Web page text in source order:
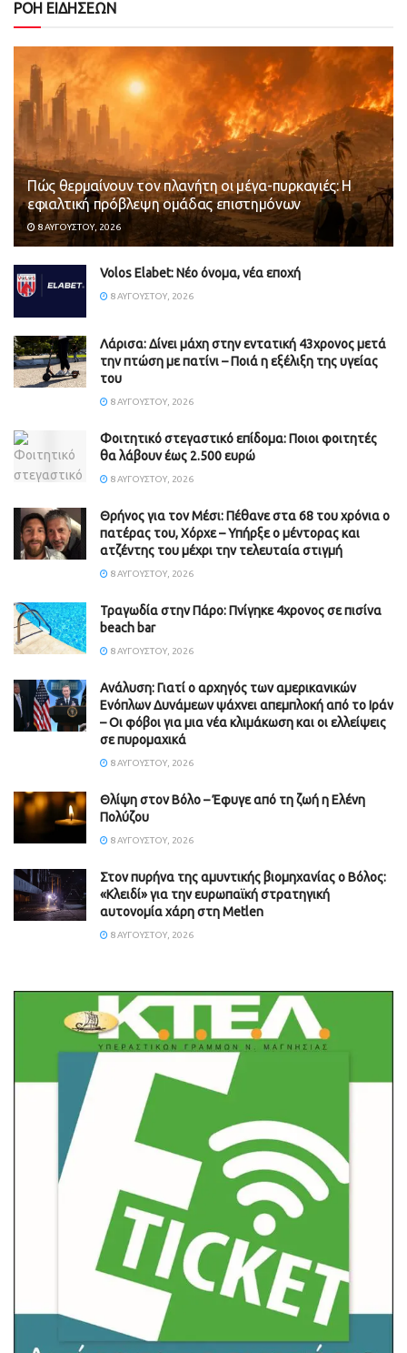
ΡΟΗ ΕΙΔΗΣΕΩΝ
Πώς θερμαίνουν τον πλανήτη οι μέγα-πυρκαγιές: Η
εφιαλτική πρόβλεψη ομάδας επιστημόνων
8 ΑΥΓΟΎΣΤΟΥ, 2026
Volos Elabet: Νέο όνομα, νέα εποχή
8 ΑΥΓΟΎΣΤΟΥ, 2026
Λάρισα: Δίνει μάχη στην εντατική 43χρονος μετά
την πτώση με πατίνι – Ποιά η εξέλιξη της υγείας
του
8 ΑΥΓΟΎΣΤΟΥ, 2026
Φοιτητικό στεγαστικό επίδομα: Ποιοι φοιτητές
θα λάβουν έως 2.500 ευρώ
8 ΑΥΓΟΎΣΤΟΥ, 2026
Θρήνος για τον Μέσι: Πέθανε στα 68 του χρόνια ο
πατέρας του, Χόρχε – Υπήρξε ο μέντορας και
ατζέντης του μέχρι την τελευταία στιγμή
8 ΑΥΓΟΎΣΤΟΥ, 2026
Τραγωδία στην Πάρο: Πνίγηκε 4χρονος σε πισίνα
beach bar
8 ΑΥΓΟΎΣΤΟΥ, 2026
Ανάλυση: Γιατί ο αρχηγός των αμερικανικών
Ενόπλων Δυνάμεων ψάχνει απεμπλοκή από το Ιράν
– Οι φόβοι για μια νέα κλιμάκωση και οι ελλείψεις
σε πυρομαχικά
8 ΑΥΓΟΎΣΤΟΥ, 2026
Θλίψη στον Βόλο – Έφυγε από τη ζωή η Ελένη
Πολύζου
8 ΑΥΓΟΎΣΤΟΥ, 2026
Στον πυρήνα της αμυντικής βιομηχανίας ο Βόλος:
«Κλειδί» για την ευρωπαϊκή στρατηγική
αυτονομία χάρη στη Metlen
8 ΑΥΓΟΎΣΤΟΥ, 2026